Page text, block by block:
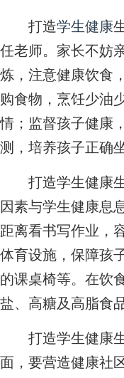
打造学生健康
任老师。家长不妨
炼，注意健康饮食
购食物，烹饪少油
情；监督孩子健康
测，培养孩子正确
打造学生健康生
因素与学生健康息
距离看书写作业，
体育设施，保障孩
的课桌椅等。在饮
盐、高糖及高脂食
打造学生健康生
面，要营造健康社